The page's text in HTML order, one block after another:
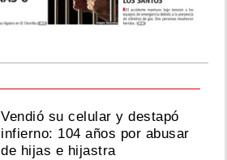
Vendió su celular y destapó
infierno: 104 años por abusar
de hijas e hijastra